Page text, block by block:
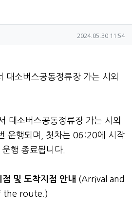
작성일
2024.05.30 11:54
대소버스공동정류장 가는 시외
대소버스공동정류장 가는 시외
운행되며, 첫차는 06:20에 시작
행 종료됩니다.
및 도착지점 안내 (Arrival and
the route.)